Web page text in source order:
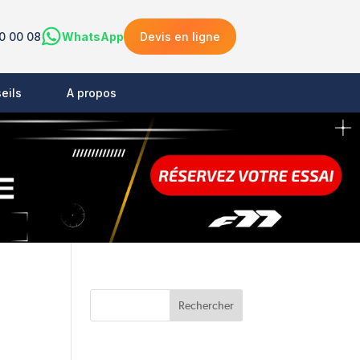
00 08 WhatsApp Devis en ligne
A propos